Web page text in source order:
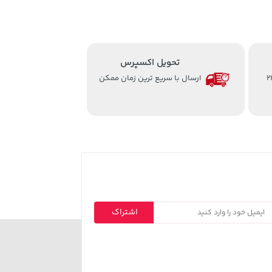
8 الی 24
تحویل اکسپرس
ارسال با سریع ترین زمان ممکن
اشتراک